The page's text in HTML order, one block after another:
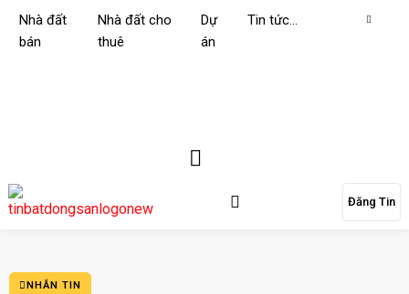
Nhà đất
bán
Nhà đất cho
thuê
Dự
án
Tin tức…
Đăng Tin
NHẮN TIN